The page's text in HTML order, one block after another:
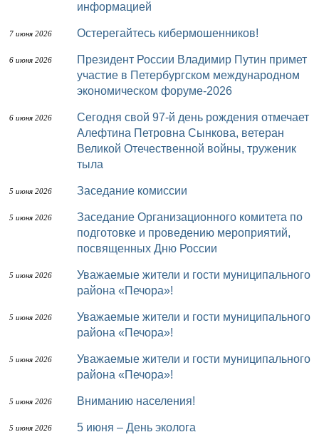
информацией
7 июня 2026 Остерегайтесь кибермошенников!
6 июня 2026
Президент России Владимир Путин примет
участие в Петербургском международном
экономическом форуме-2026
6 июня 2026
Сегодня свой 97-й день рождения отмечает
Алефтина Петровна Сынкова, ветеран
Великой Отечественной войны, труженик
тыла
5 июня 2026 Заседание комиссии
5 июня 2026
Заседание Организационного комитета по
подготовке и проведению мероприятий,
посвященных Дню России
5 июня 2026
Уважаемые жители и гости муниципального
района «Печора»!
5 июня 2026
Уважаемые жители и гости муниципального
района «Печора»!
5 июня 2026
Уважаемые жители и гости муниципального
района «Печора»!
5 июня 2026 Вниманию населения!
5 июня 2026 5 июня – День эколога